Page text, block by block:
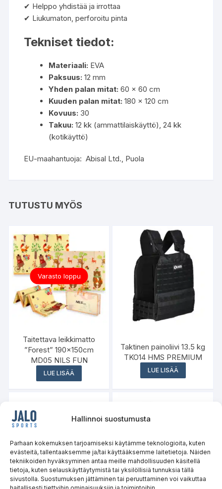
Hallinnoi suostumusta
Parhaan kokemuksen tarjoamiseksi käytämme teknologioita, kuten
evästeitä, tallentaaksemme ja/tai käyttääksemme laitetietoja. Näiden
tekniikoiden hyväksyminen antaa meille mahdollisuuden käsitellä
tietoja, kuten selauskäyttäytymistä tai yksilöllisiä tunnuksia tällä
sivustolla. Suostumuksen jättäminen tai peruuttaminen voi vaikuttaa
✔ Helppo yhdistää ja irrottaa
✔ Liukumaton, perforoitu pinta
Tekniset tiedot:
Materiaali: EVA
Paksuus: 12 mm
Yhden palan mitat: 60 x 60 cm
Kuuden palan mitat: 180 x 120 cm
Kovuus: 30
Takuu: 12 kk (ammattilaiskäyttö), 24 kk
(kotikäyttö)
EU-maahantuoja: Abisal Ltd., Puola
TUTUSTU MYÖS
Varasto loppu
Taitettava leikkimatto
”Forest” 190x150cm
MD05 NILS FUN
LUE LISÄÄ
Taktinen painoliivi 13.5 kg
TKO14 HMS PREMIUM
LUE LISÄÄ
Varasto loppu